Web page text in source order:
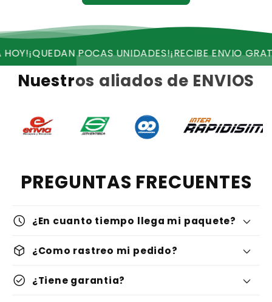
POCAS UNIDADES!¡RECIBE ENVIO GRATIS!¡OFERTA
Nuestros aliados de ENVIOS
PREGUNTAS FRECUENTES
schedule ¿En cuanto tiempo llega mi paquete?
deployed_code ¿Como rastreo mi pedido?
check_circle ¿Tiene garantia?